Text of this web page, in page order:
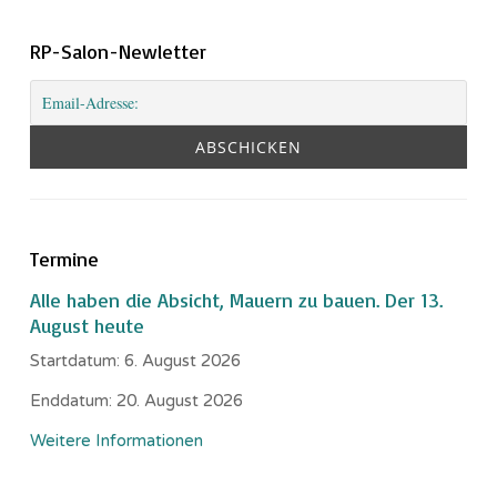
RP-Salon-Newletter
Termine
Alle haben die Absicht, Mauern zu bauen. Der 13.
August heute
Startdatum: 6. August 2026
Enddatum: 20. August 2026
Weitere Informationen